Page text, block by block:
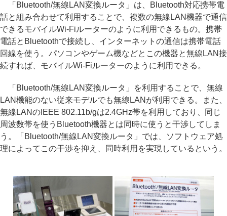
「Bluetooth/無線LAN変換ルータ」は、Bluetooth対応携帯電
話と組み合わせて利用することで、複数の無線LAN機器で通信
できるモバイルWi-Fiルーターのように利用できるもの。携帯
電話とBluetoothで接続し、インターネットの通信は携帯電話
回線を使う。パソコンやゲーム機などとこの機器と無線LAN接
続すれば、モバイルWi-Fiルーターのように利用できる。
「Bluetooth/無線LAN変換ルータ」を利用することで、無線
LAN機能のない従来モデルでも無線LANが利用できる。また、
無線LANのIEEE 802.11b/gは2.4GHz帯を利用しており、同じ
周波数帯を使うBluetooth機器とは同時に使うと干渉してしま
う。「Bluetooth/無線LAN変換ルータ」では、ソフトウェア処
理によってこの干渉を抑え、同時利用を実現しているという。